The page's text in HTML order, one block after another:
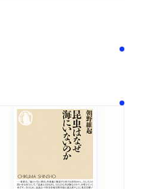
内容紹介・目次